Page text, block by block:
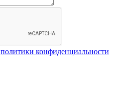
политики конфиденциальности